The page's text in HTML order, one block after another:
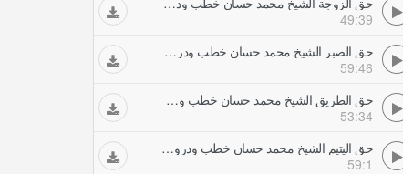
49:39
حق الصبر الشيخ محمد حسان خطب ودروس
59:46
حق الطريق الشيخ محمد حسان خطب ودروس
53:34
حق اليتيم الشيخ محمد حسان خطب ودروس
59:1